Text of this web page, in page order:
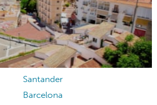
Santander
Barcelona